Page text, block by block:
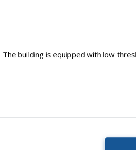
The building is equipped with low